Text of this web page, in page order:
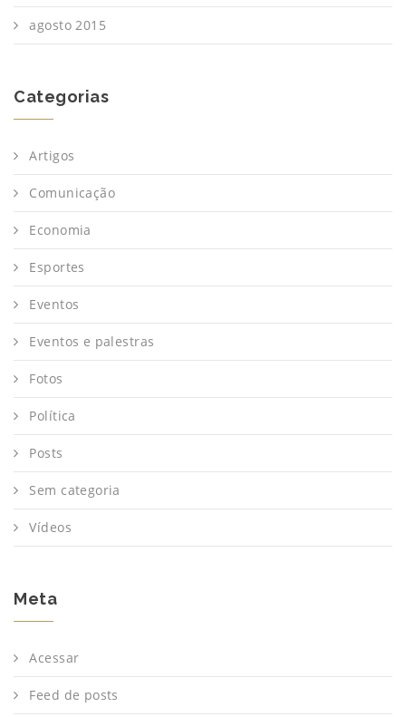
agosto 2015
Categorias
Artigos
Comunicação
Economia
Esportes
Eventos
Eventos e palestras
Fotos
Política
Posts
Sem categoria
Vídeos
Meta
Acessar
Feed de posts